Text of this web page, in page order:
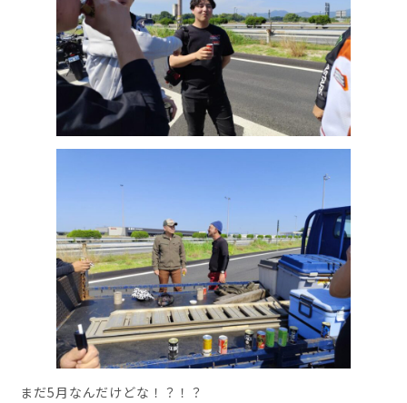
まだ5月なんだけどな！？！？